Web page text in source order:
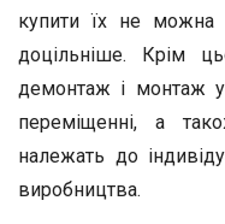
купити їх не можна
доцільніше. Крім
демонтаж і монтаж
переміщенні, а
належать до
виробництва.